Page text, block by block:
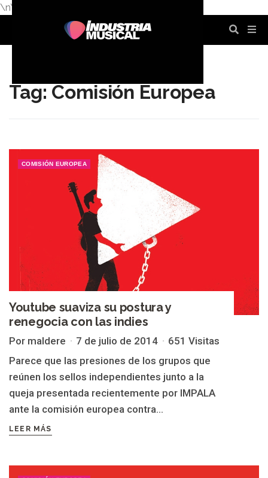
\n\n
Tag: Comisión Europea
COMISIÓN EUROPEA
Youtube suaviza su postura y
renegocia con las indies
Por maldere 7 de julio de 2014
651 Visitas
Parece que las presiones de los grupos que
reúnen los sellos independientes junto a la
queja presentada recientemente por IMPALA
ante la comisión europea contra...
LEER MÁS